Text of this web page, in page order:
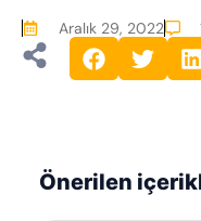
Aralık 29, 2022
Önerilen